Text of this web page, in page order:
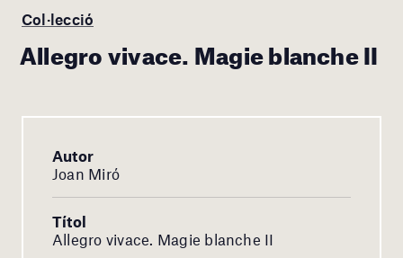
Col·lecció
Allegro vivace. Magie blanche II
Autor
Joan Miró
Títol
Allegro vivace. Magie blanche II